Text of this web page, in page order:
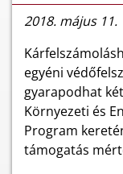
2018. május 11.
egyéni
gyarapodhat
Környezeti és
Program
támogatás